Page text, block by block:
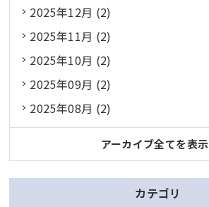
2025年12月 (2)
2025年11月 (2)
2025年10月 (2)
2025年09月 (2)
2025年08月 (2)
アーカイブ全てを表示
カテゴリ